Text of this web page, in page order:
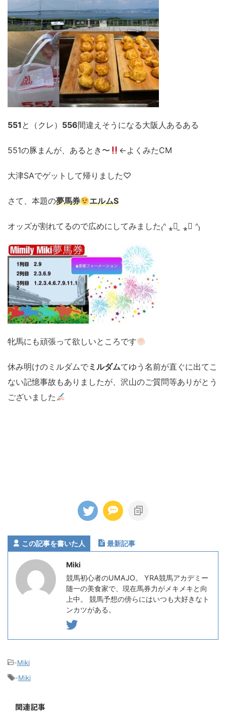
551 と（クレ） 556間違えそうになる大阪人あるある
551の豚まんが、あるとき〜 ←よくみたCM
大津SAでゲットして帰りました♡
さて、本題の夢馬券 エルムS
オッズが割れてるので広めにしてみました₍ᐢ ⁎⃙ ̫ ⁎⃙ ᐢ₎
牝馬にも頑張って欲しいところです
休み明けのミルダムでミルダムてゆう名前が直ぐに出てこ
ない記憶事故もありましたが、沢山のご質問等ありがとう
ございました
この記事を書いた人 最新記事
Miki
競馬初心者のUMAJO。 YRA競馬アカデミー
随一の美食家で、現在馬券力がメキメキと向
上中。 競馬予想の傍らにはいつも大好きなト
ンカツがある。
-Miki
-Miki
関連記事